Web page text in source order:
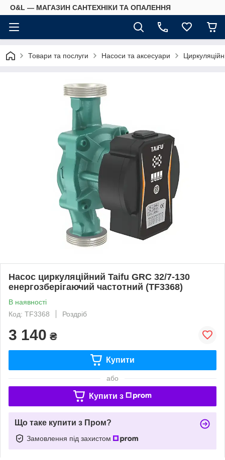
O&L — МАГАЗИН САНТЕХНІКИ ТА ОПАЛЕННЯ
Товари та послуги Насоси та аксесуари
Насос циркуляційний Taifu GRC 32/7-130
енергозберігаючий частотний (TF3368)
В наявності
Код: TF3368
Роздріб
3 140 ₴
Купити
або
Купити з
Що таке купити з Пром?
Замовлення під захистом